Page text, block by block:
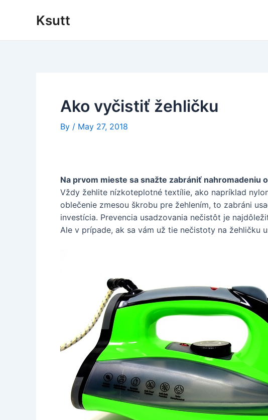
Ksutt
Ako vyčistiť žehličku
By / May 27, 2018
Na prvom mieste sa snažte zabrániť nahromadeniu
Vždy žehlite nízkoteplotné textílie, ako napríklad
oblečenie zmesou škrobu pre žehlením, to zabráni
investícia. Prevencia usadzovania nečistôt je
Ale v prípade, ak sa vám už tie nečistoty na žehličku